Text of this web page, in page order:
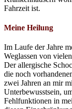
Fahrzeit ist.
Meine Heilung
Im Laufe der Jahre
Weglassen von
Der allergische
die noch
zwei Jahren an mir
Unterbewusstsein,
Fehlfunktionen in